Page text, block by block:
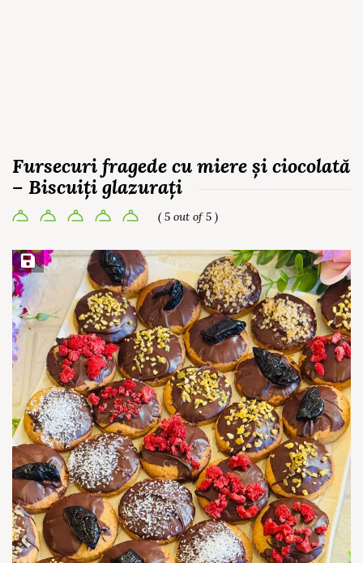
Fursecuri fragede cu miere și ciocolată
– Biscuiți glazurați
( 5 out of 5 )
Save Recipe